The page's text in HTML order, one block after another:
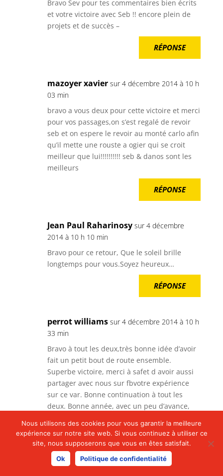
Bravo Sev pour tes commentaires bien écrits
et votre victoire avec Seb !! encore plein de
projets et de succès –
RÉPONSE
mazoyer xavier sur 4 décembre 2014 à 10 h
03 min
bravo a vous deux pour cette victoire et merci
pour vos passages,on s’est regalé de revoir
seb et on espere le revoir au monté carlo afin
qu’il mette une rouste a ogier qui se croit
meilleur que lui!!!!!!!!!! seb & danos sont les
meilleurs
RÉPONSE
Jean Paul Raharinosy sur 4 décembre
2014 à 10 h 10 min
Bravo pour ce retour, Que le soleil brille
longtemps pour vous.Soyez heureux…
RÉPONSE
perrot williams sur 4 décembre 2014 à 10 h
33 min
Bravo à tout les deux,très bonne idée d’avoir
fait un petit bout de route ensemble.
Superbe victoire, merci à safet d avoir aussi
partager avec nous sur fbvotre expérience
sur ce var. Bonne continuation à tout les
deux. Bonne année, avec un peu d’avance,
un peu d’avance. Williams. Sportivement !
RÉPONSE
Nous utilisons des cookies pour vous garantir la meilleure
expérience sur notre site web. Si vous continuez à utiliser ce
site, nous supposerons que vous en êtes satisfait.
Ok
Politique de confidentialité